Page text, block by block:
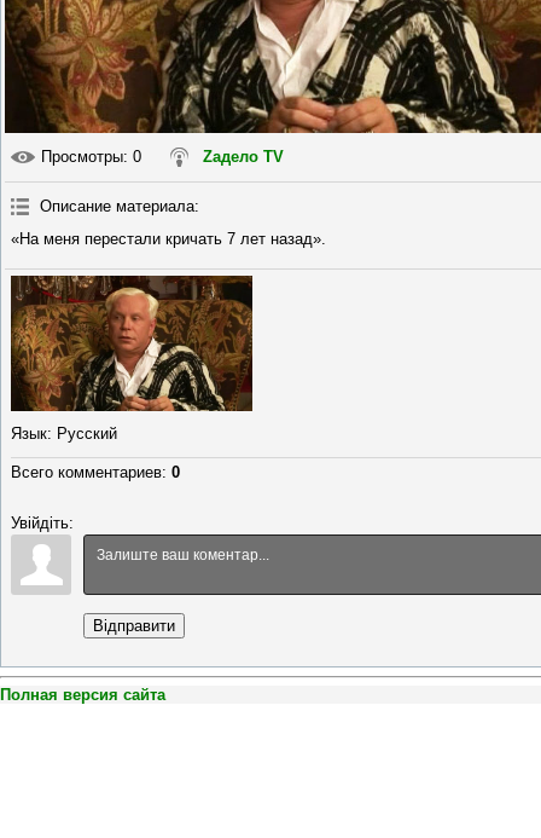
Просмотры: 0 Zадело TV
Описание материала:
«На меня перестали кричать 7 лет назад».
Язык: Русский
Всего комментариев: 0
Увійдіть:
Відправити
Полная версия сайта